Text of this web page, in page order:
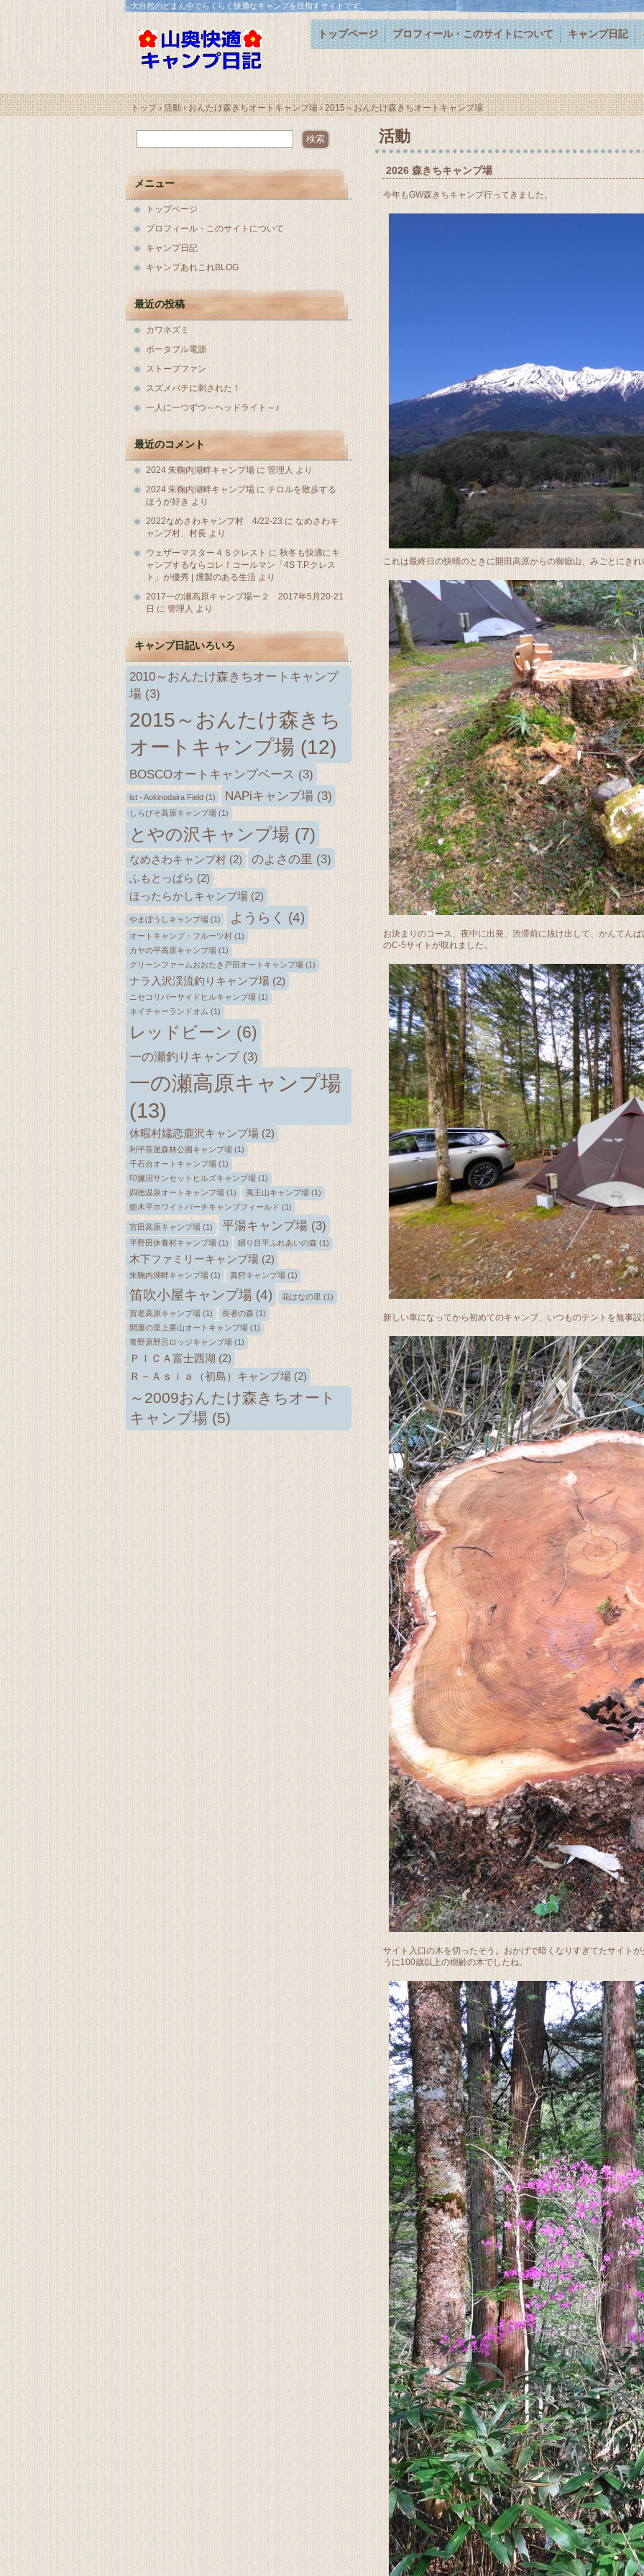
大自然のどまん中でらくらく快適なキャンプを目指すサイトです。
トップページ プロフィール・このサイトについて キャンプ日記
トップ›活動›おんたけ森きちオートキャンプ場›2015～おんたけ森きちオートキャンプ場
活動
2026 森きちキャンプ場
今年もGW森きちキャンプ行ってきました。
これは最終日の快晴のときに開田高原からの御嶽山、みごとにき
お決まりのコース、夜中に出発、渋滞前に抜け出して、かんてん
のC-5サイトが取れました。
新しい車になってから初めてのキャンプ、いつものテントを無事
サイト入口の木を切ったそう。おかげで暗くなりすぎてたサイト
うに100歳以上の樹齢の木でしたね。
メニュー
トップページ
プロフィール・このサイトについて
キャンプ日記
キャンプあれこれBLOG
最近の投稿
カワネズミ
ポータブル電源
ストーブファン
スズメバチに刺された！
一人に一つずつ～ヘッドライト～♪
最近のコメント
2024 朱鞠内湖畔キャンプ場 に 管理人 より
2024 朱鞠内湖畔キャンプ場 に チロルを散歩する
ほうが好き より
2022なめさわキャンプ村 4/22-23 に なめさわキ
ャンプ村、村長 より
ウェザーマスター４Ｓクレスト に 秋冬も快適にキ
ャンプするならコレ！コールマン「4S T.P.クレス
ト」が優秀 | 燻製のある生活 より
2017一の瀬高原キャンプ場ー２ 2017年5月20-21
日 に 管理人 より
キャンプ日記いろいろ
2010～おんたけ森きちオートキャンプ
場 (3)
2015～おんたけ森きち
オートキャンプ場 (12)
BOSCOオートキャンプベース (3)
ist - Aokinodaira Field (1) NAPiキャンプ場 (3)
しらびそ高原キャンプ場 (1)
とやの沢キャンプ場 (7)
なめさわキャンプ村 (2) のよさの里 (3)
ふもとっぱら (2)
ほったらかしキャンプ場 (2)
やまぼうしキャンプ場 (1) ようらく (4)
オートキャンプ・フルーツ村 (1)
カヤの平高原キャンプ場 (1)
グリーンファームおおたき戸田オートキャンプ場 (1)
ナラ入沢渓流釣りキャンプ場 (2)
ニセコリバーサイドヒルキャンプ場 (1)
ネイチャーランドオム (1)
レッドビーン (6)
一の瀬釣りキャンプ(3)
一の瀬高原キャンプ場
(13)
休暇村嬬恋鹿沢キャンプ場 (2)
利平茶屋森林公園キャンプ場 (1)
千石台オートキャンプ場 (1)
印旛沼サンセットヒルズキャンプ場 (1)
四徳温泉オートキャンプ場 (1) 夷王山キャンプ場 (1)
姫木平ホワイトバーチキャンプフィールド (1)
宮田高原キャンプ場 (1) 平湯キャンプ場 (3)
平野田休養村キャンプ場 (1) 廻り目平ふれあいの森 (1)
木下ファミリーキャンプ場 (2)
朱鞠内湖畔キャンプ場 (1) 真狩キャンプ場 (1)
笛吹小屋キャンプ場 (4) 花はなの里 (1)
賀老高原キャンプ場 (1) 長者の森 (1)
開運の里上栗山オートキャンプ場 (1)
青野原野呂ロッジキャンプ場 (1)
ＰＩＣＡ富士西湖 (2)
Ｒ－Ａｓｉａ（初島）キャンプ場 (2)
～2009おんたけ森きちオート
キャンプ場 (5)